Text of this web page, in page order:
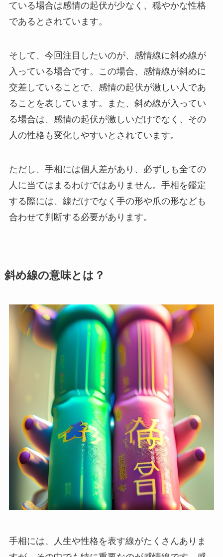
ている場合は感情の起伏が少なく、穏やかな性格
であるとされています。
そして、今回注目したいのが、感情線に斜め線が
入っている場合です。この場合、感情線が斜めに
交差していることで、感情の起伏が激しい人であ
ることを表しています。また、斜め線が入ってい
る場合は、感情の起伏が激しいだけでなく、その
人の性格も変化しやすいとされています。
ただし、手相には個人差があり、必ずしも全ての
人に当てはまるわけではありません。手相を鑑定
する際には、線だけでなく手の形や爪の形なども
合わせて判断する必要があります。
斜め線の意味とは？
手相には、人生や性格を表す線がたくさんありま